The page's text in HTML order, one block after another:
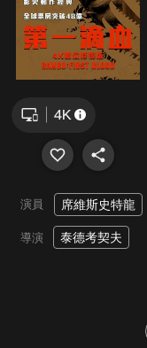
演員 席維斯史特龍
導演 泰德考契夫